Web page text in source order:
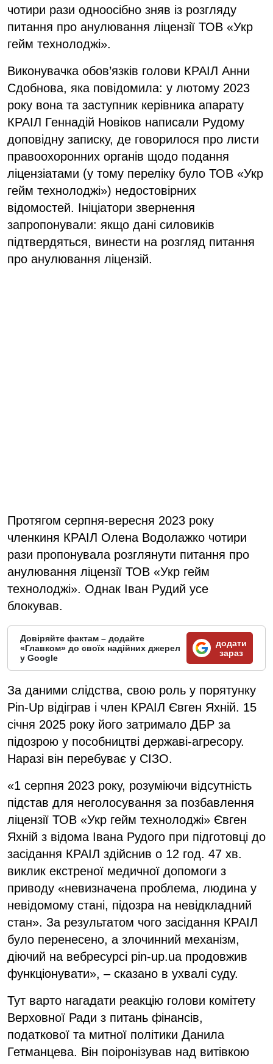
чотири рази одноосібно зняв із розгляду
питання про анулювання ліцензії ТОВ «Укр
гейм технолоджі».
Виконувачка обов’язків голови КРАІЛ Анни
Сдобнова, яка повідомила: у лютому 2023
року вона та заступник керівника апарату
КРАІЛ Геннадій Новіков написали Рудому
доповідну записку, де говорилося про листи
правоохоронних органів щодо подання
ліцензіатами (у тому переліку було ТОВ «Укр
гейм технолоджі») недостовірних
відомостей. Ініціатори звернення
запропонували: якщо дані силовиків
підтвердяться, винести на розгляд питання
про анулювання ліцензій.
Протягом серпня-вересня 2023 року
членкиня КРАІЛ Олена Водолажко чотири
рази пропонувала розглянути питання про
анулювання ліцензії ТОВ «Укр гейм
технолоджі». Однак Іван Рудий усе
блокував.
Довіряйте фактам – додайте
«Главком» до своїх надійних джерел
у Google
додати
зараз
За даними слідства, свою роль у порятунку
Pin-Up відіграв і член КРАІЛ Євген Яхній. 15
січня 2025 року його затримало ДБР за
підозрою у пособництві державі-агресору.
Наразі він перебуває у СІЗО.
«1 серпня 2023 року, розуміючи відсутність
підстав для неголосування за позбавлення
ліцензії ТОВ «Укр гейм технолоджі» Євген
Яхній з відома Івана Рудого при підготовці до
засідання КРАІЛ здійснив о 12 год. 47 хв.
виклик екстреної медичної допомоги з
приводу «невизначена проблема, людина у
невідомому стані, підозра на невідкладний
стан». За результатом чого засідання КРАІЛ
було перенесено, а злочинний механізм,
діючий на вебресурсі pin-up.ua продовжив
функціонувати», – сказано в ухвалі суду.
Тут варто нагадати реакцію голови комітету
Верховної Ради з питань фінансів,
податкової та митної політики Данила
Гетманцева. Він поіронізував над витівкою